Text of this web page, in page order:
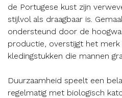
de Portugese kust zijn
stijlvol als draagbaar is.
ondersteund door de
productie, overstijgt het
kledingstukken die mannen
Duurzaamheid speelt een
regelmatig met biologisch